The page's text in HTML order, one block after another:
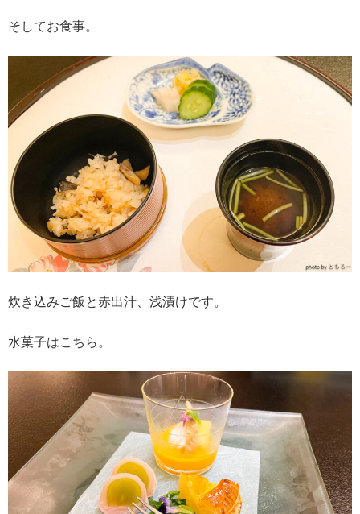
そしてお食事。
炊き込みご飯と赤出汁、浅漬けです。
水菓子はこちら。